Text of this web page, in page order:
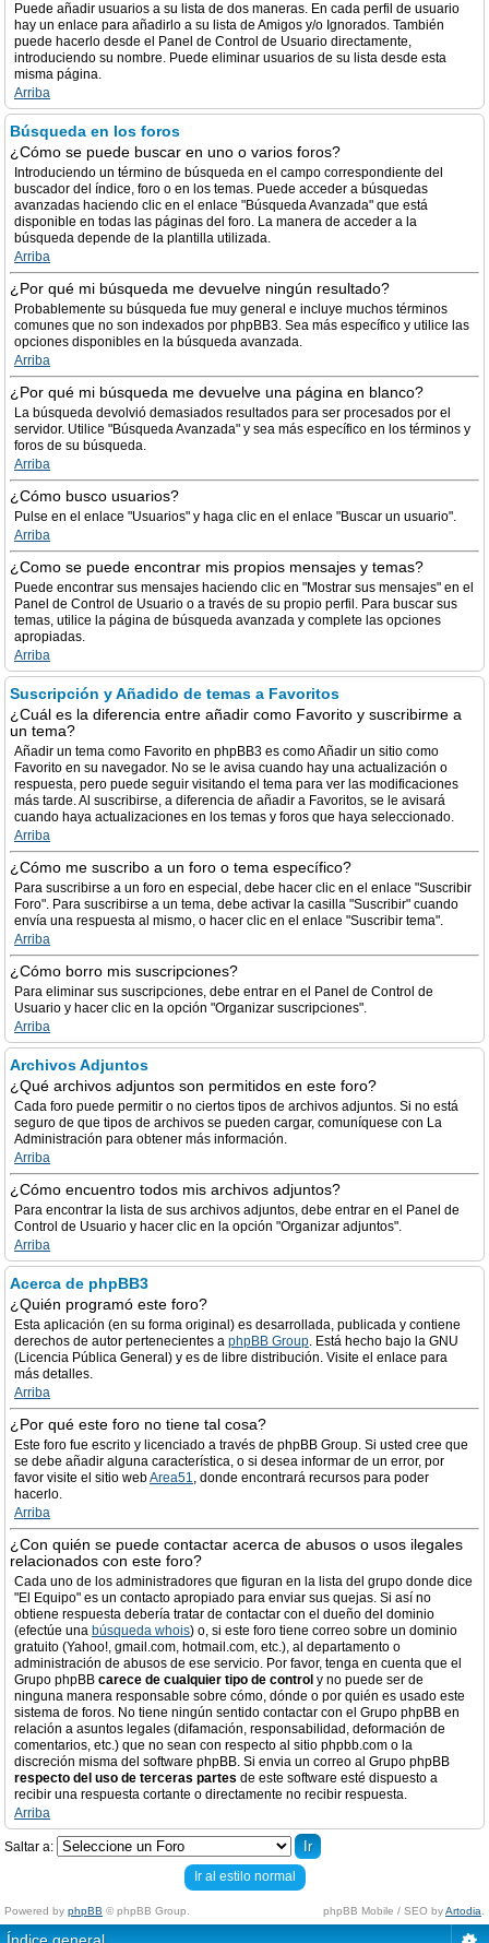
Puede añadir usuarios a su lista de dos maneras. En cada perfil de usuario
hay un enlace para añadirlo a su lista de Amigos y/o Ignorados. También
puede hacerlo desde el Panel de Control de Usuario directamente,
introduciendo su nombre. Puede eliminar usuarios de su lista desde esta
misma página.
Arriba
Búsqueda en los foros
¿Cómo se puede buscar en uno o varios foros?
Introduciendo un término de búsqueda en el campo correspondiente del
buscador del índice, foro o en los temas. Puede acceder a búsquedas
avanzadas haciendo clic en el enlace "Búsqueda Avanzada" que está
disponible en todas las páginas del foro. La manera de acceder a la
búsqueda depende de la plantilla utilizada.
Arriba
¿Por qué mi búsqueda me devuelve ningún resultado?
Probablemente su búsqueda fue muy general e incluye muchos términos
comunes que no son indexados por phpBB3. Sea más específico y utilice las
opciones disponibles en la búsqueda avanzada.
Arriba
¿Por qué mi búsqueda me devuelve una página en blanco?
La búsqueda devolvió demasiados resultados para ser procesados por el
servidor. Utilice "Búsqueda Avanzada" y sea más específico en los términos y
foros de su búsqueda.
Arriba
¿Cómo busco usuarios?
Pulse en el enlace "Usuarios" y haga clic en el enlace "Buscar un usuario".
Arriba
¿Como se puede encontrar mis propios mensajes y temas?
Puede encontrar sus mensajes haciendo clic en "Mostrar sus mensajes" en el
Panel de Control de Usuario o a través de su propio perfil. Para buscar sus
temas, utilice la página de búsqueda avanzada y complete las opciones
apropiadas.
Arriba
Suscripción y Añadido de temas a Favoritos
¿Cuál es la diferencia entre añadir como Favorito y suscribirme a
un tema?
Añadir un tema como Favorito en phpBB3 es como Añadir un sitio como
Favorito en su navegador. No se le avisa cuando hay una actualización o
respuesta, pero puede seguir visitando el tema para ver las modificaciones
más tarde. Al suscribirse, a diferencia de añadir a Favoritos, se le avisará
cuando haya actualizaciones en los temas y foros que haya seleccionado.
Arriba
¿Cómo me suscribo a un foro o tema específico?
Para suscribirse a un foro en especial, debe hacer clic en el enlace "Suscribir
Foro". Para suscribirse a un tema, debe activar la casilla "Suscribir" cuando
envía una respuesta al mismo, o hacer clic en el enlace "Suscribir tema".
Arriba
¿Cómo borro mis suscripciones?
Para eliminar sus suscripciones, debe entrar en el Panel de Control de
Usuario y hacer clic en la opción "Organizar suscripciones".
Arriba
Archivos Adjuntos
¿Qué archivos adjuntos son permitidos en este foro?
Cada foro puede permitir o no ciertos tipos de archivos adjuntos. Si no está
seguro de que tipos de archivos se pueden cargar, comuníquese con La
Administración para obtener más información.
Arriba
¿Cómo encuentro todos mis archivos adjuntos?
Para encontrar la lista de sus archivos adjuntos, debe entrar en el Panel de
Control de Usuario y hacer clic en la opción "Organizar adjuntos".
Arriba
Acerca de phpBB3
¿Quién programó este foro?
Esta aplicación (en su forma original) es desarrollada, publicada y contiene
derechos de autor pertenecientes a phpBB Group. Está hecho bajo la GNU
(Licencia Pública General) y es de libre distribución. Visite el enlace para
más detalles.
Arriba
¿Por qué este foro no tiene tal cosa?
Este foro fue escrito y licenciado a través de phpBB Group. Si usted cree que
se debe añadir alguna característica, o si desea informar de un error, por
favor visite el sitio webArea51, donde encontrará recursos para poder
hacerlo.
Arriba
¿Con quién se puede contactar acerca de abusos o usos ilegales
relacionados con este foro?
Cada uno de los administradores que figuran en la lista del grupo donde dice
"El Equipo" es un contacto apropiado para enviar sus quejas. Si así no
obtiene respuesta debería tratar de contactar con el dueño del dominio
(efectúe una búsqueda whois) o, si este foro tiene correo sobre un dominio
gratuito (Yahoo!, gmail.com, hotmail.com, etc.), al departamento o
administración de abusos de ese servicio. Por favor, tenga en cuenta que el
Grupo phpBB carece de cualquier tipo de control y no puede ser de
ninguna manera responsable sobre cómo, dónde o por quién es usado este
sistema de foros. No tiene ningún sentido contactar con el Grupo phpBB en
relación a asuntos legales (difamación, responsabilidad, deformación de
comentarios, etc.) que no sean con respecto al sitio phpbb.com o la
discreción misma del software phpBB. Si envia un correo al Grupo phpBB
respecto del uso de terceras partes de este software esté dispuesto a
recibir una respuesta cortante o directamente no recibir respuesta.
Arriba
Saltar a:
Ir al estilo normal
Powered by phpBB © phpBB Group. phpBB Mobile / SEO byArtodia